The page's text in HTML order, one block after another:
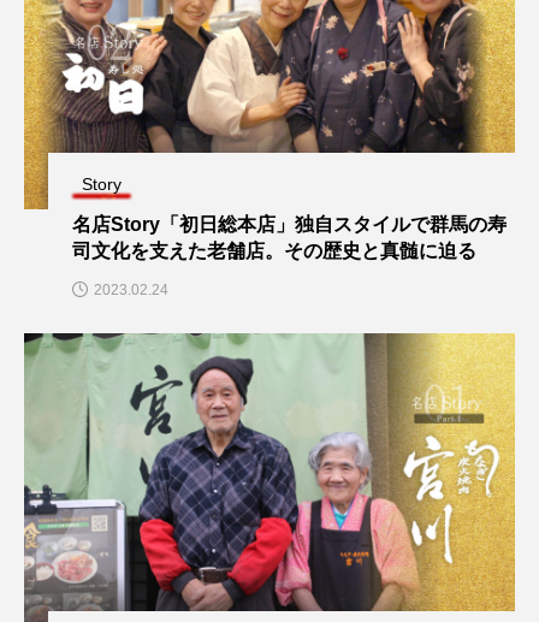
Story
名店Story「初日総本店」独自スタイルで群馬の寿
司文化を支えた老舗店。その歴史と真髄に迫る
2023.02.24